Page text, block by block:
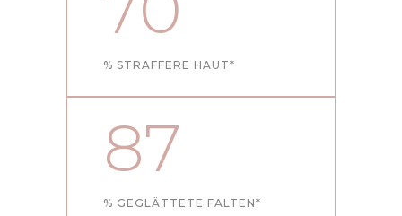
% STRAFFERE HAUT*
87
% GEGLÄTTETE FALTEN*